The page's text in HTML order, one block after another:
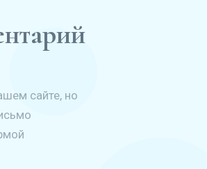
сайте, но